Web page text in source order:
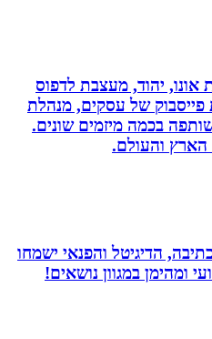
יהוד, מעצבת לדפוס
של עסקים, מנהלת
בכמה מיזמים שונים.
והעולם.
הדיגיטל והפנאי ישמחו
במגוון נושאים!